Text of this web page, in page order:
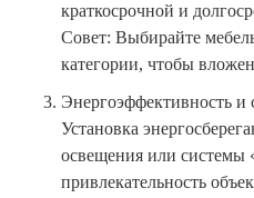
краткосрочной и
Совет: Выбирайте
категории, чтобы
Энергоэффективность и
Установка
освещения или системы
привлекательность